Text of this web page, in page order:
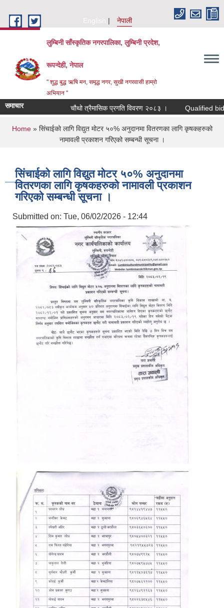
English
नेपाली
लुम्बिनी साँस्कृतिक नगरपालिका, लुम्बिनी प्रदेश,
रूपन्देही, नेपाल
" शुद्ध बुद्ध ऋषि मन, समृद्ध नगर, सुखी नगरवासी हाम्रो
अभियान "
समाचार चौथो त्रैमासिक प्रगति विवरण २०८३ । Qualified bidders in
You are here
Home» सिंचाईको लागि विद्युत मोटर ५०% अनुदानमा वितरणका लागि कृषकहरुको
नामावली प्रकाशन गरिएको सम्बन्धी सूचना ।
सिंचाईको लागि विद्युत मोटर ५०% अनुदानमा
वितरणका लागि कृषकहरुको नामावली प्रकाशन
गरिएको सम्बन्धी सूचना ।
Submitted on: Tue, 06/02/2026 - 12:44